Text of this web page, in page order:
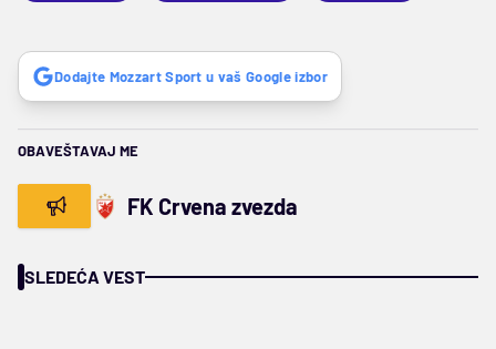
Dodajte Mozzart Sport u vaš Google izbor
OBAVEŠTAVAJ ME
FK Crvena zvezda
SLEDEĆA VEST